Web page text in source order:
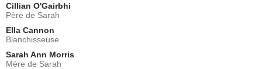
Cillian O'Gairbhi
Père de Sarah
Ella Cannon
Blanchisseuse
Sarah Ann Morris
Mère de Sarah